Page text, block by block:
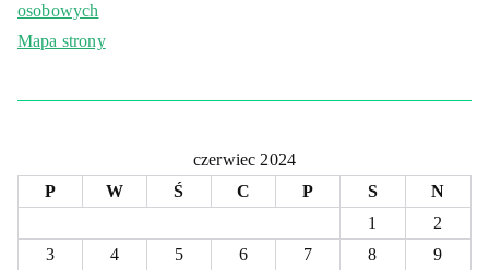
osobowych
Mapa strony
czerwiec 2024
P
W Ś C P S
N
1
2
3
4 5 6 7 8
9